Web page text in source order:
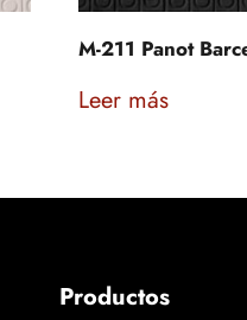
M-211 Panot
Leer más
Productos